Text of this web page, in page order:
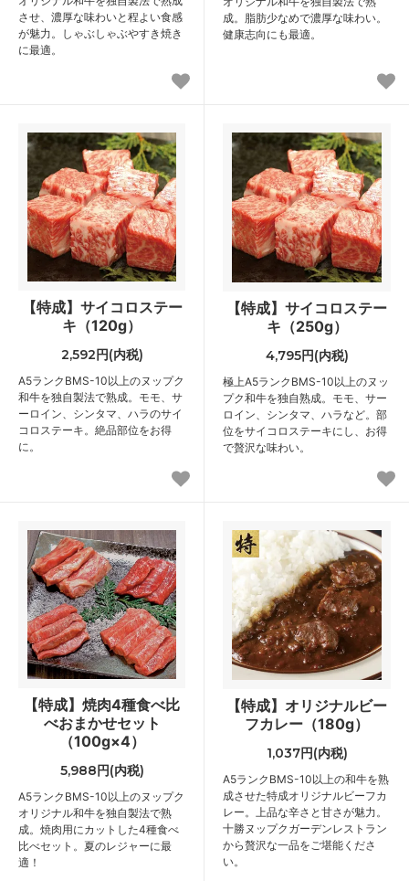
させ、濃厚な味わいと程よい食感
が魅力。しゃぶしゃぶやすき焼き
に最適。
成。脂肪少なめで濃厚な味わい。
健康志向にも最適。
【特成】サイコロステー
キ（120g）
2,592円(内税)
A5ランクBMS-10以上のヌップク
和牛を独自製法で熟成。モモ、サ
ーロイン、シンタマ、ハラのサイ
コロステーキ。絶品部位をお得
に。
【特成】サイコロステー
キ（250g）
4,795円(内税)
極上A5ランクBMS-10以上のヌッ
プク和牛を独自熟成。モモ、サー
ロイン、シンタマ、ハラなど。部
位をサイコロステーキにし、お得
で贅沢な味わい。
【特成】焼肉4種食べ比
べおまかせセット
（100g×4）
5,988円(内税)
A5ランクBMS-10以上のヌップク
オリジナル和牛を独自製法で熟
成。焼肉用にカットした4種食べ
比べセット。夏のレジャーに最
適！
【特成】オリジナルビー
フカレー（180g）
1,037円(内税)
A5ランクBMS-10以上の和牛を熟
成させた特成オリジナルビーフカ
レー。上品な辛さと甘さが魅力。
十勝ヌップクガーデンレストラン
から贅沢な一品をご堪能くださ
い。